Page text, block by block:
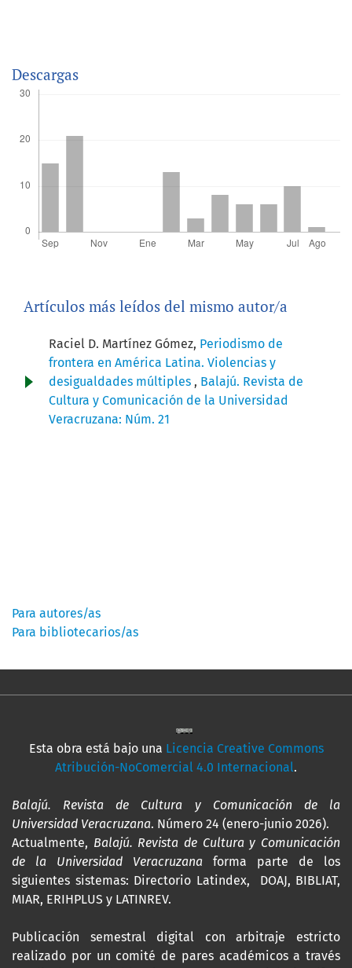
Descargas
Artículos más leídos del mismo autor/a
Raciel D. Martínez Gómez, Periodismo de
frontera en América Latina. Violencias y
desigualdades múltiples , Balajú. Revista de
Cultura y Comunicación de la Universidad
Veracruzana: Núm. 21
Para autores/as
Para bibliotecarios/as
Esta obra está bajo una Licencia Creative Commons
Atribución-NoComercial 4.0 Internacional.
Balajú. Revista de Cultura y Comunicación de la
Universidad Veracruzana. Número 24 (enero-junio 2026).
Actualmente, Balajú. Revista de Cultura y Comunicación
de la Universidad Veracruzana forma parte de los
siguientes sistemas: Directorio Latindex, DOAJ, BIBLIAT,
MIAR, ERIHPLUS y LATINREV.
Publicación semestral digital con arbitraje estricto
realizado por un comité de pares académicos a través